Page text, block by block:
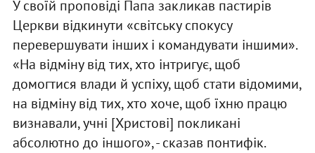
У своїй проповіді Папа закликав пастирів
Церкви відкинути «світську спокусу
перевершувати інших і командувати іншими».
«На відміну від тих, хто інтригує, щоб
домогтися влади й успіху, щоб стати відомими,
на відміну від тих, хто хоче, щоб їхню працю
визнавали, учні [Христові] покликані
абсолютно до іншого», - сказав понтифік.